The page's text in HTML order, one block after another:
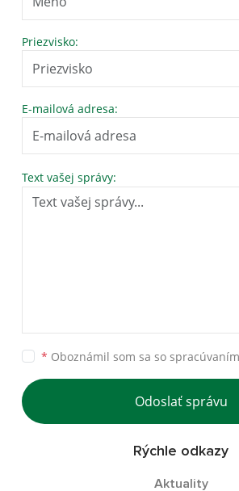
Priezvisko:
E-mailová adresa:
Text vašej správy:
* Oboznámil som sa so
Odoslať správu
Rýchle odkazy
Aktuality